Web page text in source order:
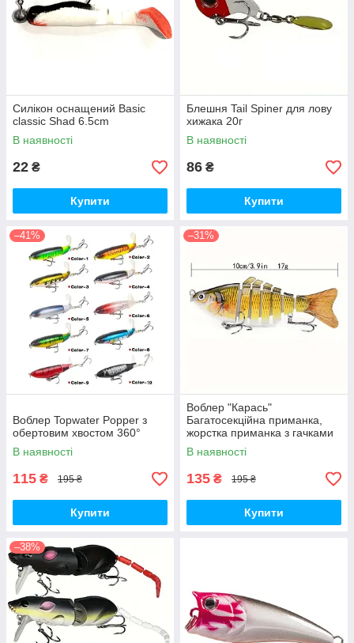
Силікон оснащений Basic
classic Shad 6.5cm
В наявності
22 ₴
Купити
Блешня Tail Spiner для лову
хижака 20г
В наявності
86 ₴
Купити
–41%
Воблер Topwater Popper з
обертовим хвостом 360°
В наявності
115 ₴ 195 ₴
Купити
–31%
Воблер "Карась"
Багатосекційна приманка,
жорстка приманка з гачками
В наявності
135 ₴ 195 ₴
Купити
–38%